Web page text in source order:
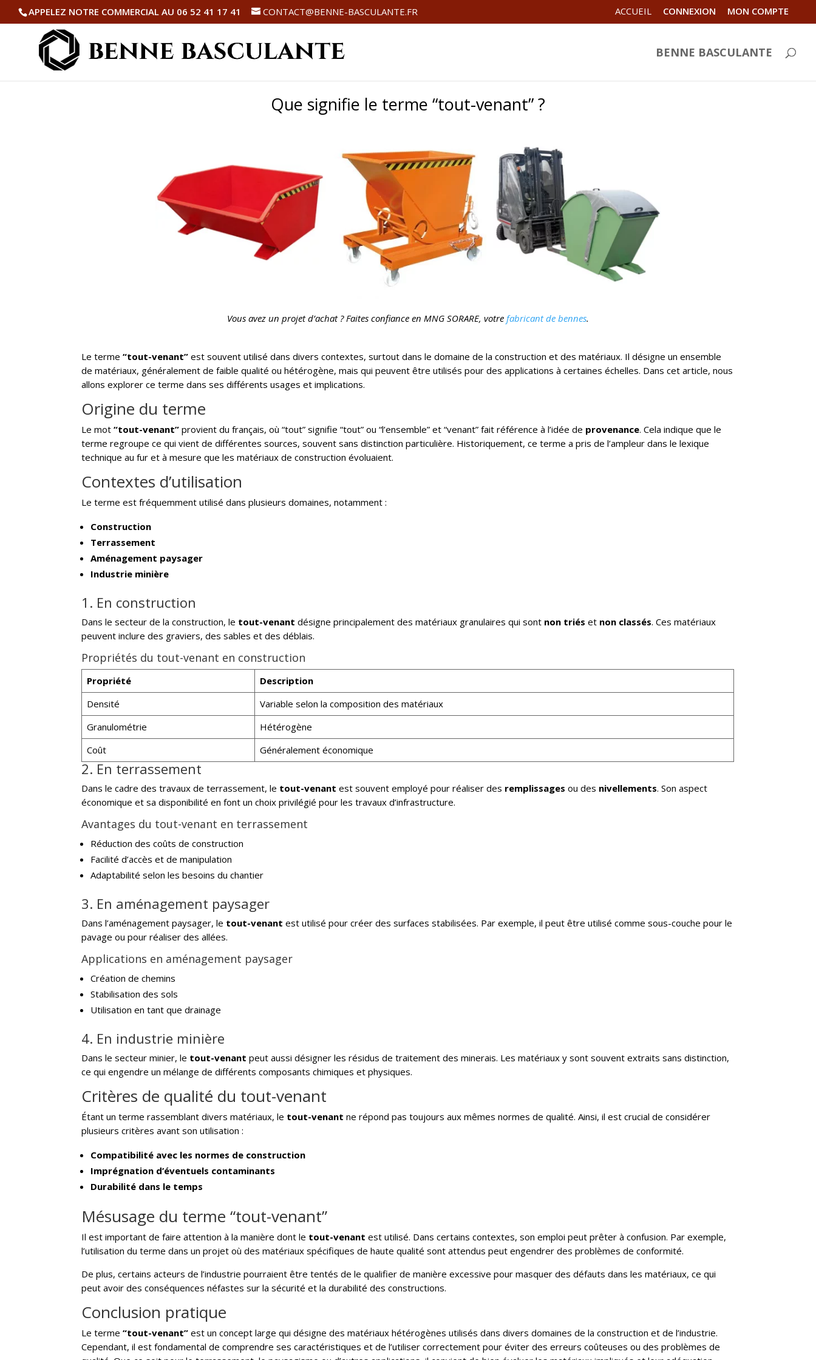
APPELEZ NOTRE COMMERCIAL AU 06 52 41 17 41 CONTACT@BENNE-BASCULANTE.FR ACCUEIL CONNEXION MON COMPTE
BENNE BASCULANTE
Que signifie le terme “tout-venant” ?
Vous avez un projet d’achat ? Faites confiance en MNG SORARE, votre fabricant de bennes.
Le terme“tout-venant” est souvent utilisé dans divers contextes, surtout dans le domaine de la construction et des matériaux. Il désigne un ensemble
de matériaux, généralement de faible qualité ou hétérogène, mais qui peuvent être utilisés pour des applications à certaines échelles. Dans cet article, nous
allons explorer ce terme dans ses différents usages et implications.
Origine du terme
Le mot“tout-venant” provient du français, où “tout” signifie “tout” ou “l’ensemble” et “venant” fait référence à l’idée de provenance. Cela indique que le
terme regroupe ce qui vient de différentes sources, souvent sans distinction particulière. Historiquement, ce terme a pris de l’ampleur dans le lexique
technique au fur et à mesure que les matériaux de construction évoluaient.
Contextes d’utilisation
Le terme est fréquemment utilisé dans plusieurs domaines, notamment :
Construction
Terrassement
Aménagement paysager
Industrie minière
1. En construction
Dans le secteur de la construction, le tout-venant désigne principalement des matériaux granulaires qui sont non triés et non classés. Ces matériaux
peuvent inclure des graviers, des sables et des déblais.
Propriétés du tout-venant en construction
Propriété
Description
Densité
Variable selon la composition des matériaux
Granulométrie
Hétérogène
Coût
Généralement économique
2. En terrassement
Dans le cadre des travaux de terrassement, le tout-venant est souvent employé pour réaliser des remplissages ou des nivellements. Son aspect
économique et sa disponibilité en font un choix privilégié pour les travaux d’infrastructure.
Avantages du tout-venant en terrassement
Réduction des coûts de construction
Facilité d’accès et de manipulation
Adaptabilité selon les besoins du chantier
3. En aménagement paysager
Dans l’aménagement paysager, le tout-venant est utilisé pour créer des surfaces stabilisées. Par exemple, il peut être utilisé comme sous-couche pour le
pavage ou pour réaliser des allées.
Applications en aménagement paysager
Création de chemins
Stabilisation des sols
Utilisation en tant que drainage
4. En industrie minière
Dans le secteur minier, le tout-venant peut aussi désigner les résidus de traitement des minerais. Les matériaux y sont souvent extraits sans distinction,
ce qui engendre un mélange de différents composants chimiques et physiques.
Critères de qualité du tout-venant
Étant un terme rassemblant divers matériaux, le tout-venant ne répond pas toujours aux mêmes normes de qualité. Ainsi, il est crucial de considérer
plusieurs critères avant son utilisation :
Compatibilité avec les normes de construction
Imprégnation d’éventuels contaminants
Durabilité dans le temps
Mésusage du terme “tout-venant”
Il est important de faire attention à la manière dont le tout-venant est utilisé. Dans certains contextes, son emploi peut prêter à confusion. Par exemple,
l’utilisation du terme dans un projet où des matériaux spécifiques de haute qualité sont attendus peut engendrer des problèmes de conformité.
De plus, certains acteurs de l’industrie pourraient être tentés de le qualifier de manière excessive pour masquer des défauts dans les matériaux, ce qui
peut avoir des conséquences néfastes sur la sécurité et la durabilité des constructions.
Conclusion pratique
Le terme“tout-venant” est un concept large qui désigne des matériaux hétérogènes utilisés dans divers domaines de la construction et de l’industrie.
Cependant, il est fondamental de comprendre ses caractéristiques et de l’utiliser correctement pour éviter des erreurs coûteuses ou des problèmes de